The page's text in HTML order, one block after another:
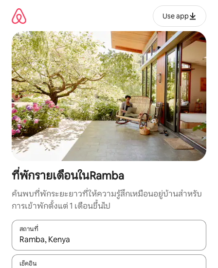
เนื้อหา
Use app
ที่พักรายเดือนในRamba
ค้นพบที่พักระยะยาวที่ให้ความรู้สึกเหมือนอยู่บ้านสำหรับ
การเข้าพักตั้งแต่ 1 เดือนขึ้นไป
สถานที่
ใช้ลูกศรขึ้นลง หรือใช้การสัมผัสหรือปัด เพื่อสำรวจผลการค้นหา
เช็คอิน